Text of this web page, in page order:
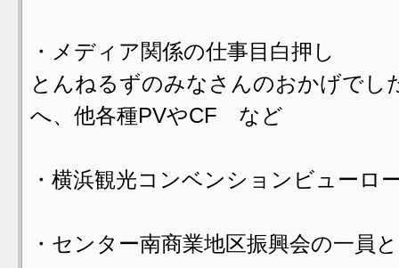
・メディア関係の仕事目白押し
とんねるずのみなさんのおかげでし
へ、他各種PVやCF など
・横浜観光コンベンションビューロ
・センター南商業地区振興会の一員